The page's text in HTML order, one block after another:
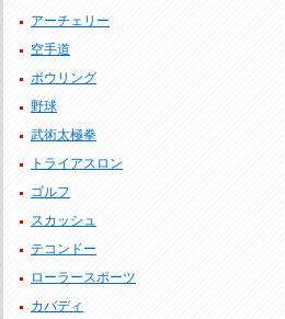
アーチェリー
空手道
ボウリング
野球
武術太極拳
トライアスロン
ゴルフ
スカッシュ
テコンドー
ローラースポーツ
カバディ